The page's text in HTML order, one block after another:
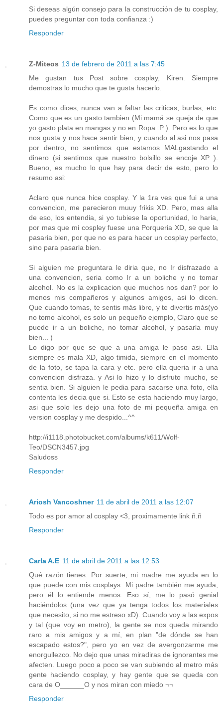
Si deseas algún consejo para la construcción de tu cosplay,
puedes preguntar con toda confianza :)
Responder
Z-Miteos 13 de febrero de 2011 a las 7:45
Me gustan tus Post sobre cosplay, Kiren. Siempre
demostras lo mucho que te gusta hacerlo.
Es como dices, nunca van a faltar las criticas, burlas, etc.
Como que es un gasto tambien (Mi mamá se queja de que
yo gasto plata en mangas y no en Ropa :P ). Pero es lo que
nos gusta y nos hace sentir bien, y cuando al asi nos pasa
por dentro, no sentimos que estamos MALgastando el
dinero (si sentimos que nuestro bolsillo se encoje XP ).
Bueno, es mucho lo que hay para decir de esto, pero lo
resumo asi:
Aclaro que nunca hice cosplay. Y la 1ra ves que fui a una
convencion, me parecieron muuy frikis XD. Pero, mas alla
de eso, los entendia, si yo tubiese la oportunidad, lo haria,
por mas que mi cospley fuese una Porqueria XD, se que la
pasaria bien, por que no es para hacer un cosplay perfecto,
sino para pasarla bien.
Si alguien me preguntara le diria que, no Ir disfrazado a
una convencion, seria como Ir a un boliche y no tomar
alcohol. No es la explicacion que muchos nos dan? por lo
menos mis compañeros y algunos amigos, asi lo dicen.
Que cuando tomas, te sentis más libre, y te divertis más(yo
no tomo alcohol, es solo un pequeño ejemplo, Claro que se
puede ir a un boliche, no tomar alcohol, y pasarla muy
bien... )
Lo digo por que se que a una amiga le paso asi. Ella
siempre es mala XD, algo timida, siempre en el momento
de la foto, se tapa la cara y etc. pero ella queria ir a una
convencion disfraza. y Asi lo hizo y lo disfruto mucho, se
sentia bien. Si alguien le pedia para sacarse una foto, ella
contenta les decia que si. Esto se esta haciendo muy largo,
asi que solo les dejo una foto de mi pequeña amiga en
version cosplay y me despido...^^
http://i1118.photobucket.com/albums/k611/Wolf-
Teo/DSCN3457.jpg
Saludoss
Responder
Ariosh Vancoshner 11 de abril de 2011 a las 12:07
Todo es por amor al cosplay <3, proximamente link ñ.ñ
Responder
Carla A.E 11 de abril de 2011 a las 12:53
Qué razón tienes. Por suerte, mi madre me ayuda en lo
que puede con mis cosplays. Mi padre también me ayuda,
pero él lo entiende menos. Eso sí, me lo pasó genial
haciéndolos (una vez que ya tenga todos los materiales
que necesito, si no me estreso xD). Cuando voy a las expos
y tal (que voy en metro), la gente se nos queda mirando
raro a mis amigos y a mí, en plan "de dónde se han
escapado estos?", pero yo en vez de avergonzarme me
enorgullezco. No dejo que unas miradiras de ignorantes me
afecten. Luego poco a poco se van subiendo al metro más
gente haciendo cosplay, y hay gente que se queda con
cara de O______O y nos miran con miedo ¬¬
Responder